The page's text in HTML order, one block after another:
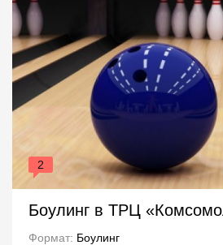
2
Боулинг в ТРЦ
Формат: Боулинг